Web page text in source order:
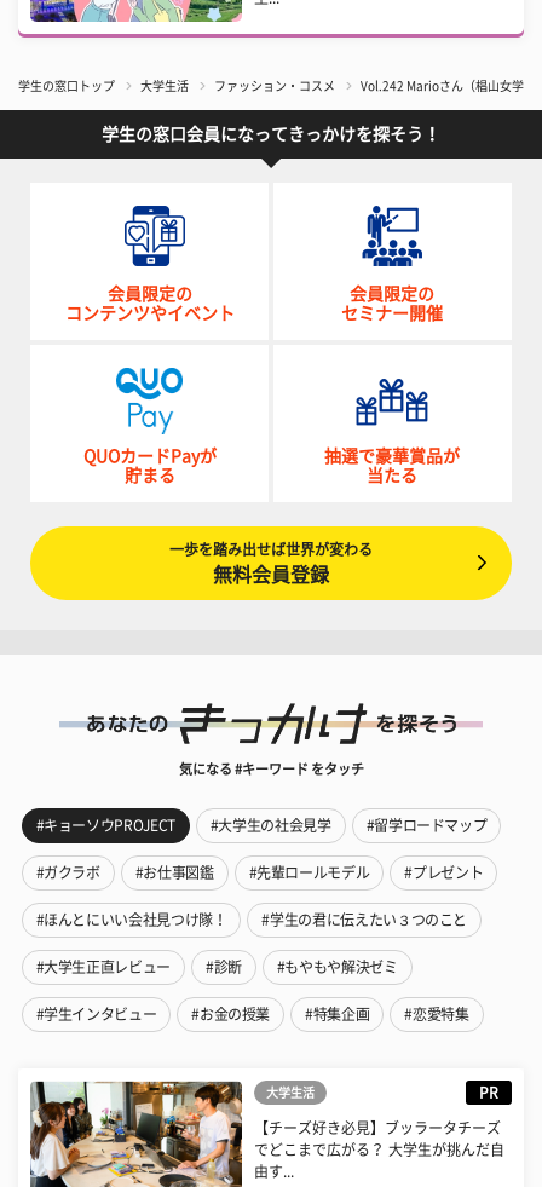
学生の窓口トップ 大学生活 ファッション・コスメ Vol.242 Marioさん（椙山女学園
学生の窓口会員になってきっかけを探そう！
会員限定の
コンテンツやイベント
会員限定の
セミナー開催
QUOカードPayが
貯まる
抽選で豪華賞品が
当たる
一歩を踏み出せば世界が変わる
無料会員登録
気になる #キーワード をタッチ
#キョーソウPROJECT #大学生の社会見学 #留学ロードマップ
#ガクラボ #お仕事図鑑 #先輩ロールモデル #プレゼント
#ほんとにいい会社見つけ隊！ #学生の君に伝えたい３つのこと
#大学生正直レビュー #診断 #もやもや解決ゼミ
#学生インタビュー #お金の授業 #特集企画 #恋愛特集
大学生活 PR
【チーズ好き必見】ブッラータチーズ
でどこまで広がる？ 大学生が挑んだ自
由す...